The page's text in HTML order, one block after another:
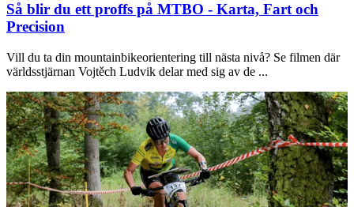
Så blir du ett proffs på MTBO - Karta, Fart och
Precision
Vill du ta din mountainbikeorientering till nästa nivå? Se filmen där
världsstjärnan Vojtěch Ludvik delar med sig av de ...